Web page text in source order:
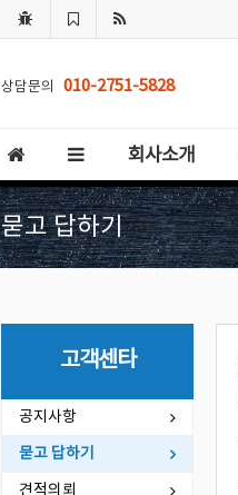
상담문의 010-2751-5828
회사소개
묻고 답하기
고객센타
공지사항
묻고 답하기
견적의뢰